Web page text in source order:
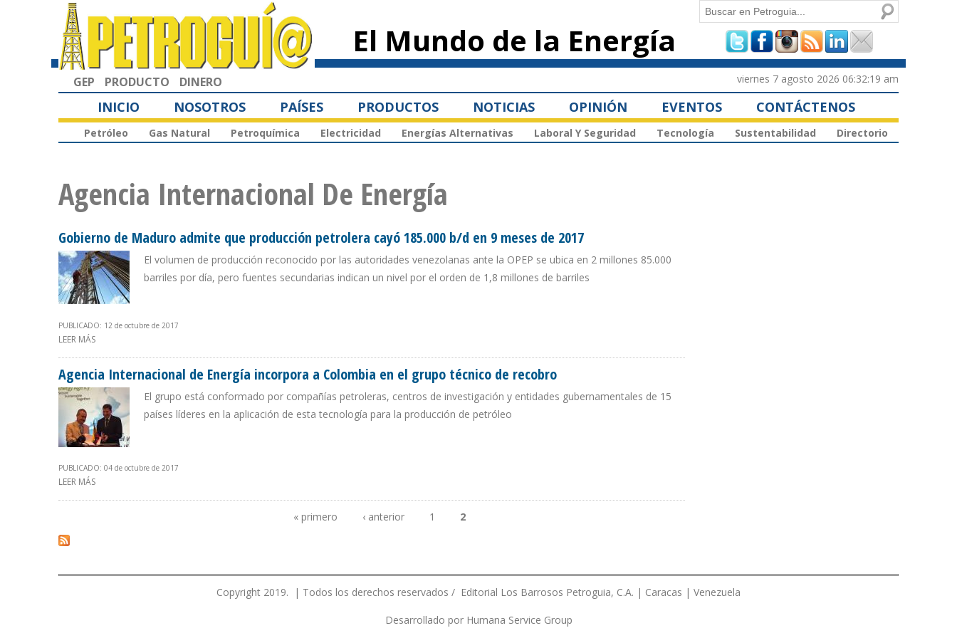
principal
El Mundo de la Energía
Formulario de
búsqueda
Buscar
GEP PRODUCTO DINERO viernes 7 agosto 2026 06:32:19 am
INICIO NOSOTROS PAÍSES PRODUCTOS NOTICIAS OPINIÓN EVENTOS CONTÁCTENOS
Petróleo Gas Natural Petroquímica Electricidad Energías Alternativas Laboral Y Seguridad Tecnología Sustentabilidad Directorio
Agencia Internacional De Energía
Gobierno de Maduro admite que producción petrolera cayó 185.000 b/d en 9 meses de 2017
El volumen de producción reconocido por las autoridades venezolanas ante la OPEP se ubica en 2 millones 85.000
barriles por día, pero fuentes secundarias indican un nivel por el orden de 1,8 millones de barriles
PUBLICADO: 12 de octubre de 2017
LEER MÁS
Agencia Internacional de Energía incorpora a Colombia en el grupo técnico de recobro
El grupo está conformado por compañías petroleras, centros de investigación y entidades gubernamentales de 15
países líderes en la aplicación de esta tecnología para la producción de petróleo
PUBLICADO: 04 de octubre de 2017
LEER MÁS
Páginas
« primero ‹ anterior 1 2
Copyright 2019. | Todos los derechos reservados / Editorial Los Barrosos Petroguia, C.A. | Caracas | Venezuela
Desarrollado por Humana Service Group